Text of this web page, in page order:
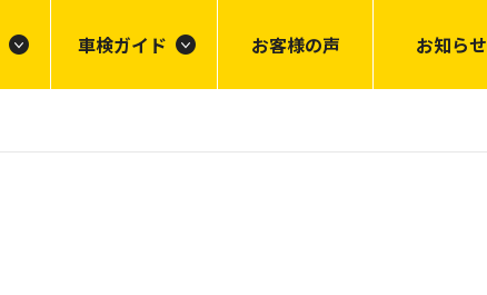
車検ガイド お客様の声 お知らせ